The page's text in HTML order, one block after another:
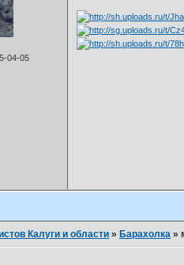
04-05
Калуги и области » Барахолка »